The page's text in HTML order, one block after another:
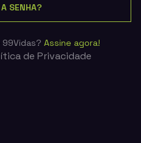
SENHA?
Assine agora!
de Privacidade